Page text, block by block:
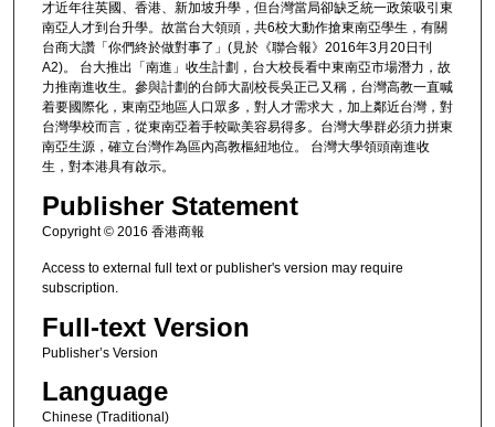
才近年往英國、香港、新加坡升學，但台灣當局卻缺乏統一政策吸引東
南亞人才到台升學。故當台大領頭，共6校大動作搶東南亞學生，有關
台商大讚「你們終於做對事了」(見於《聯合報》2016年3月20日刊
A2)。 台大推出「南進」收生計劃，台大校長看中東南亞市場潛力，故
力推南進收生。參與計劃的台師大副校長吳正己又稱，台灣高教一直喊
着要國際化，東南亞地區人口眾多，對人才需求大，加上鄰近台灣，對
台灣學校而言，從東南亞着手較歐美容易得多。台灣大學群必須力拼東
南亞生源，確立台灣作為區內高教樞紐地位。 台灣大學領頭南進收
生，對本港具有啟示。
Publisher Statement
Copyright © 2016 香港商報
Access to external full text or publisher's version may require
subscription.
Full-text Version
Publisher’s Version
Language
Chinese (Traditional)